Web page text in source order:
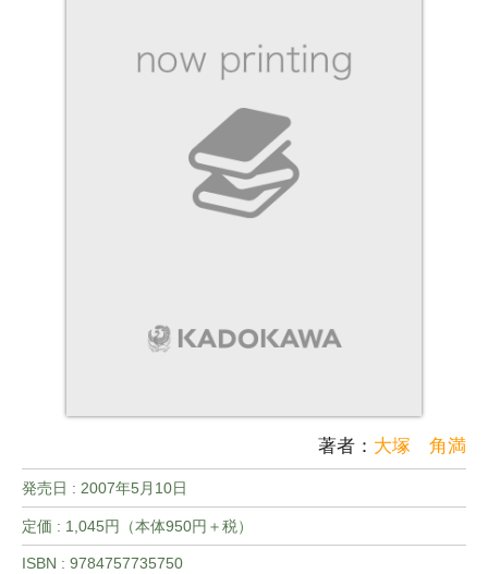
著者： 大塚 角満
発売日 : 2007年5月10日
定価 : 1,045円（本体950円＋税）
ISBN : 9784757735750